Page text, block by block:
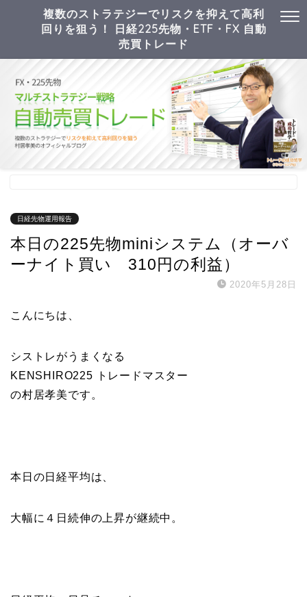
複数のストラテジーでリスクを抑えて高利
回りを狙う！ 日経225先物・ETF・FX 自動
売買トレード
日経先物運用報告
本日の225先物miniシステム（オーバ
ーナイト買い 310円の利益）
2020年5月28日
こんにちは、
シストレがうまくなる
KENSHIRO225 トレードマスター
の村居孝美です。
本日の日経平均は、
大幅に４日続伸の上昇が継続中。